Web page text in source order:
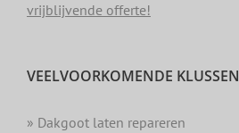
vrijblijvende offerte!
VEELVOORKOMENDE KLUSSEN
» Dakgoot laten repareren